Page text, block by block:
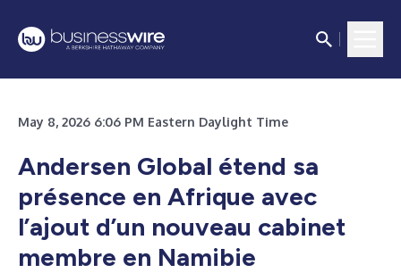
May 8, 2026 6:06 PM Eastern Daylight Time
Andersen Global étend sa
présence en Afrique avec
l’ajout d’un nouveau cabinet
membre en Namibie